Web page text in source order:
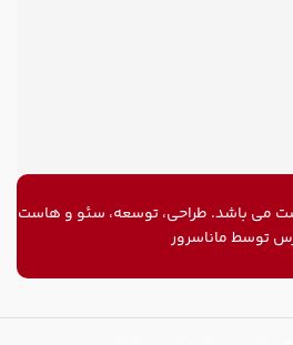
می باشد. طراحی، توسعه، سئو و هاست
توسط ماناسرور